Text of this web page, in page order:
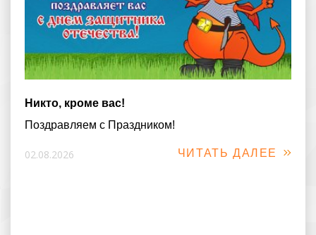
Никто, кроме вас!
Поздравляем с Праздником!
02.08.2026 ЧИТАТЬ ДАЛЕЕ